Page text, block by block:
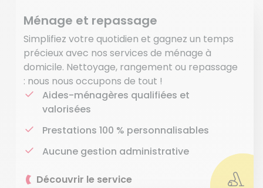
Ménage et repassage
Simplifiez votre quotidien et gagnez un temps
précieux avec nos services de ménage à
domicile. Nettoyage, rangement ou repassage
: nous nous occupons de tout !
Aides-ménagères qualifiées et
valorisées
Prestations 100 % personnalisables
Aucune gestion administrative
Découvrir le service